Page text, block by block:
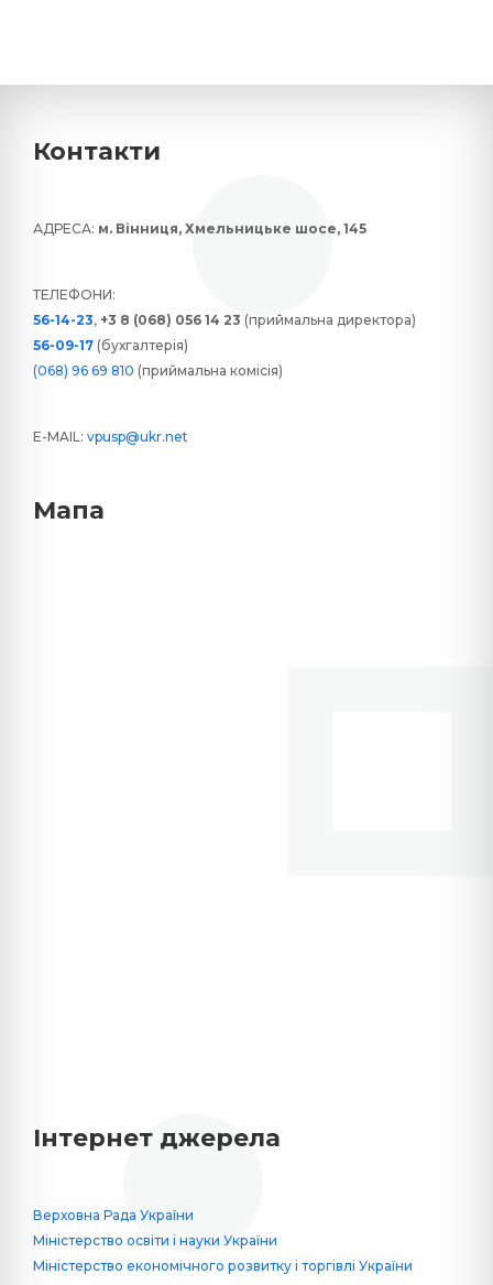
Контакти
АДРЕСА: м. Вінниця, Хмельницьке шосе, 145
ТЕЛЕФОНИ:
56-14-23, +3 8 (068) 056 14 23 (приймальна директора)
56-09-17 (бухгалтерія)
(068) 96 69 810 (приймальна комісія)
E-MAIL: vpusp@ukr.net
Мапа
Інтернет джерела
Верховна Рада України
Міністерство освіти і науки України
Міністерство економічного розвитку і торгівлі України